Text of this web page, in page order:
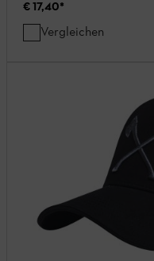
€ 17,40*
Vergleichen